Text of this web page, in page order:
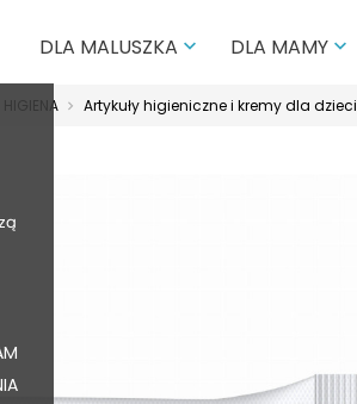
DLA MALUSZKA  DLA MAMY 
Artykuły higieniczne i kremy dla dzieci